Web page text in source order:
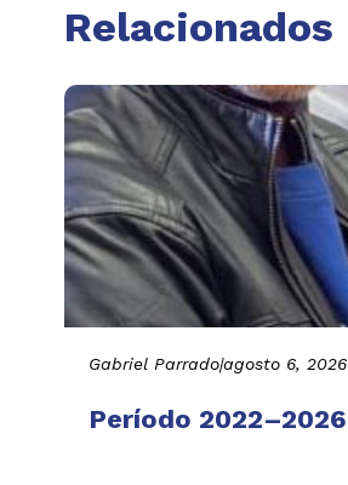
Relacionados
Gabriel Parrado|agosto 6, 2026
Período 2022–2026